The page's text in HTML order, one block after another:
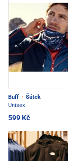
Buff · Šátek
Unisex
599 Kč